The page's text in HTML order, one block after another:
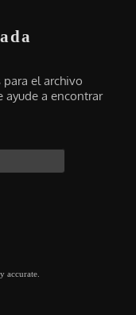
el archivo
ayude a encontrar
accurate.